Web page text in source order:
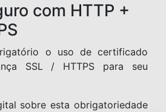
com HTTP +
o uso de certificado
SSL / HTTPS para seu
sobre esta obrigatoriedade